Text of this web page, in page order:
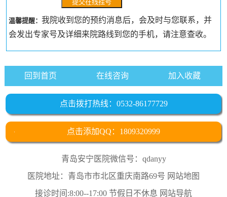
温馨提醒：我院收到您的预约消息后，会及时与您联系，并
会发出专家号及详细来院路线到您的手机，请注意查收。
回到首页 在线咨询 加入收藏
点击拨打热线：0532-86177729
点击添加QQ：1809320999
青岛安宁医院微信号：qdanyy
医院地址：青岛市市北区重庆南路69号 网站地图
接诊时间:8:00--17:00 节假日不休息 网站导航